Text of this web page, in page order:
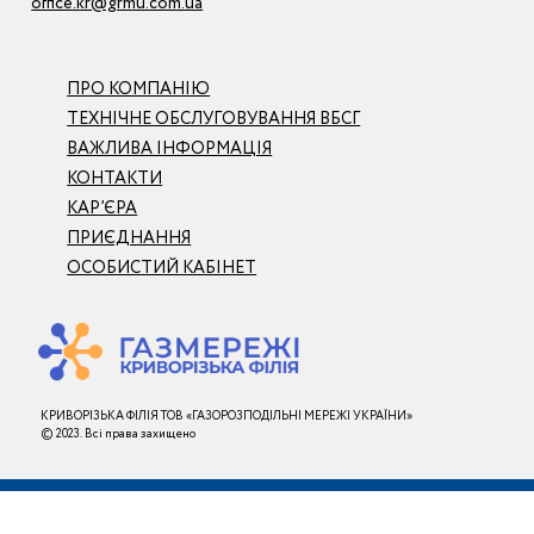
КРИВОРІЗЬКА ФІЛІЯ ТОВ «ГАЗОРОЗПОДІЛЬНІ МЕРЕЖІ УКРАЇНИ»
© 2023. Всі права захищено
ПРО КОМПАНІЮ
ТЕХНІЧНЕ ОБСЛУГОВУВАННЯ ВБСГ
ВАЖЛИВА ІНФОРМАЦІЯ
КОНТАКТИ
КАР’ЄРА
ПРИЄДНАННЯ
ОСОБИСТИЙ КАБІНЕТ